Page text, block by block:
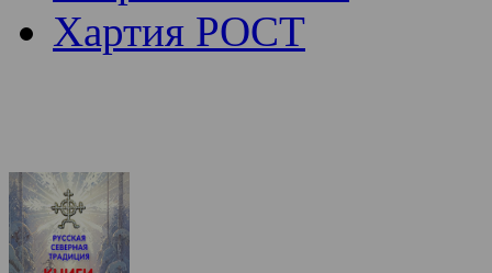
Хартия РОСТ